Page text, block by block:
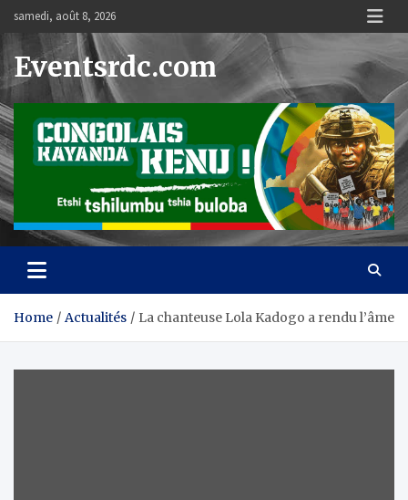
content
samedi, août 8, 2026
Eventsrdc.com
Home Actualités La chanteuse Lola Kadogo a rendu l’âme